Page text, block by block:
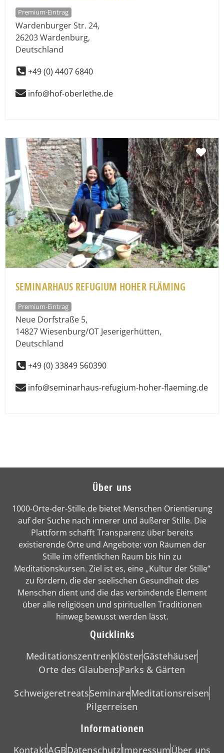
Premium-Eintrag
Wardenburger Str. 24,
26203Wardenburg,
Deutschland
+49 (0) 4407 6840
info@hof-oberlethe.de
SEMINARHAUS REFUGIUM HOHER FLÄMING
Premium-Eintrag
Neue Dorfstraße 5,
14827Wiesenburg/OT Jeserigerhütten,
Deutschland
+49 (0) 33849 560390
info@seminarhaus-refugium-hoher-flaeming.de
Über uns
1000-Orte-der-Stille.de bietet Menschen Orientierung
auf der Suche nach innerer und äußerer Stille. Die
Plattform schafft Transparenz über bereits
existierende Orte und Angebote: von Räumen der
Stille im öffentlichen Raum bis hin zu
Meditationskursen. Ziel ist es, eine „Kultur der Stille“
zu fördern, die der seelischen Gesundheit des
Menschen dient und die das verbindende Element
über alle religiösen und spirituellen Traditionen
hinweg bewusst werden lässt.
Quicklinks
MeditationszentrenKlösterGästehäuser
Orte des GlaubensParks & Gärten
SchweigeretreatsSeminareMeditationsreisen
Pilgerreisen
Informationen
KontaktAGBDatenschutzImpressumÜber uns